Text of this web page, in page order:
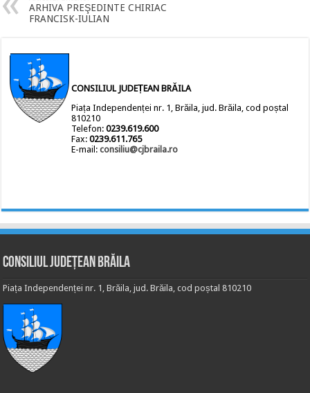
ARHIVA PREŞEDINTE CHIRIAC
FRANCISK-IULIAN
CONSILIUL JUDEȚEAN BRĂILA
Piața Independenței nr. 1, Brăila, jud. Brăila, cod poștal
810210
Telefon:0239.619.600
Fax:0239.611.765
E-mail:consiliu@cjbraila.ro
Consiliul Județean Brăila
Piața Independenței nr. 1, Brăila, jud. Brăila, cod poștal 810210